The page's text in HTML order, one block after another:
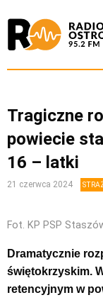
Tragiczne
powiecie
16 – latki
21 czerwca 2024
Fot. KP PSP
Dramatycznie
świętokrzyskim.
retencyjnym w